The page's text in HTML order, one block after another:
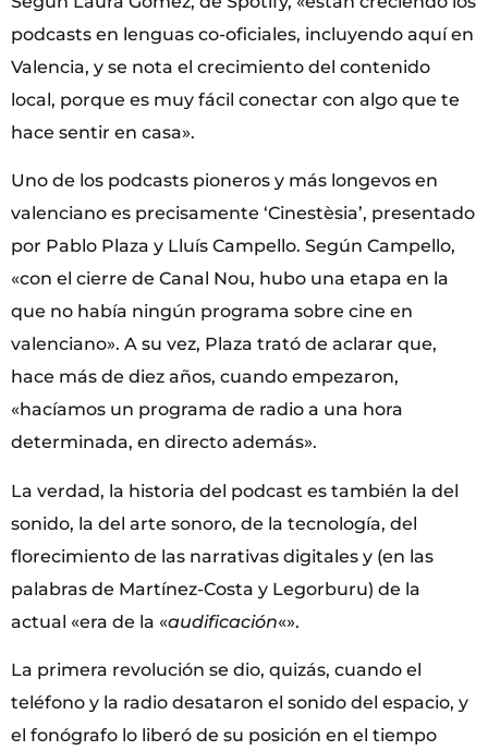
podcasts en lenguas co-oficiales, incluyendo aquí en
Valencia, y se nota el crecimiento del contenido
local, porque es muy fácil conectar con algo que te
hace sentir en casa».
Uno de los podcasts pioneros y más longevos en
valenciano es precisamente ‘Cinestèsia’, presentado
por Pablo Plaza y Lluís Campello. Según Campello,
«con el cierre de Canal Nou, hubo una etapa en la
que no había ningún programa sobre cine en
valenciano». A su vez, Plaza trató de aclarar que,
hace más de diez años, cuando empezaron,
«hacíamos un programa de radio a una hora
determinada, en directo además».
La verdad, la historia del podcast es también la del
sonido, la del arte sonoro, de la tecnología, del
florecimiento de las narrativas digitales y (en las
palabras de Martínez-Costa y Legorburu) de la
actual «era de la «audificación«».
La primera revolución se dio, quizás, cuando el
teléfono y la radio desataron el sonido del espacio, y
el fonógrafo lo liberó de su posición en el tiempo